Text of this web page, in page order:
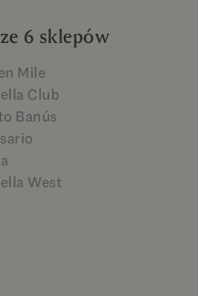
6 sklepów
Mile
Club
Banús
West